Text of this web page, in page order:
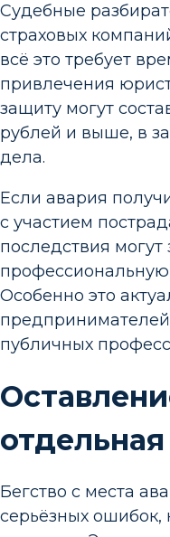
Судебные
страховых
всё это требует
привлечения
защиту могут
рублей и выше, в
дела.
Если авария
с участием
последствия могут
профессиональную
Особенно это
публичных
Бегство с места
серьёзных